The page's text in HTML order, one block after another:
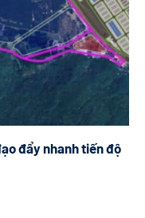
đẩy nhanh tiến độ